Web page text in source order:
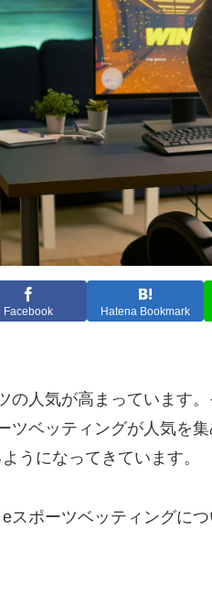
Facebook Hatena Bookmark
の人気が高まっています
ツベッティングが人気を集
うになってきています。
スポーツベッティングに